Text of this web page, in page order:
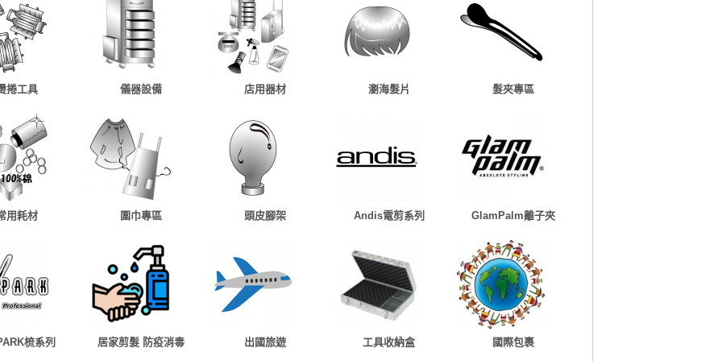
捲工具 儀器設備 店用器材 瀏海髮片 髮夾專區
用耗材 圍巾專區 頭皮腳架 Andis電剪系列 GlamPalm離子夾
梳系列 居家剪髮 防疫消毒 出國旅遊 工具收納盒 國際包裹